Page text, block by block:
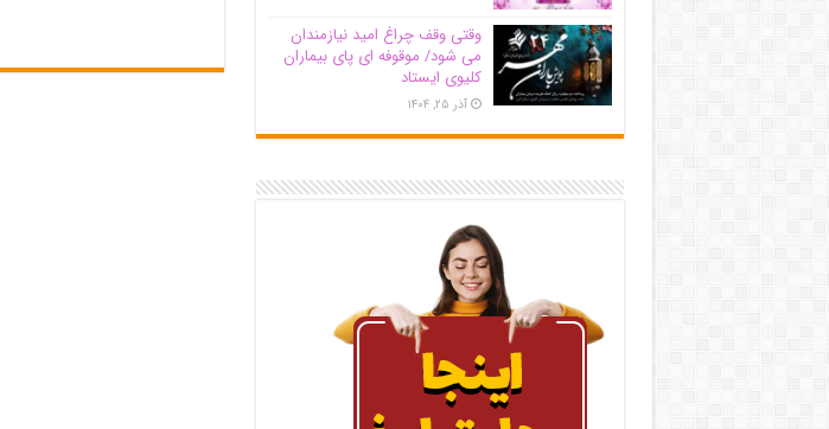
وقتی وقف چراغ امید نیازمندان
می شود/ موقوفه ای پای بیماران
کلیوی ایستاد
آذر ۲۵, ۱۴۰۴